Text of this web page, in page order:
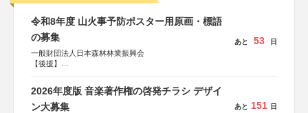
令和8年度 山火事予防ポスター用原画・標語
の募集
一般財団法人日本森林林業振興会
【後援】
会、森林火災対策協会
あと 53 日
2026年度版 音楽著作権の啓発チラシ デザイ
ン大募集
あと 151 日